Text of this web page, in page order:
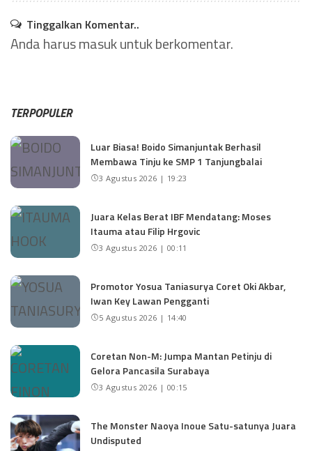
Tinggalkan Komentar..
Anda harusmasukuntuk berkomentar.
TERPOPULER
Luar Biasa! Boido Simanjuntak Berhasil
Membawa Tinju ke SMP 1 Tanjungbalai
3 Agustus 2026 | 19:23
Juara Kelas Berat IBF Mendatang: Moses
Itauma atau Filip Hrgovic
3 Agustus 2026 | 00:11
Promotor Yosua Taniasurya Coret Oki Akbar,
Iwan Key Lawan Pengganti
5 Agustus 2026 | 14:40
Coretan Non-M: Jumpa Mantan Petinju di
Gelora Pancasila Surabaya
3 Agustus 2026 | 00:15
The Monster Naoya Inoue Satu-satunya Juara
Undisputed